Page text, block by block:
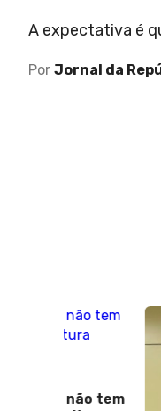
A expectativa é
Por Jornal da